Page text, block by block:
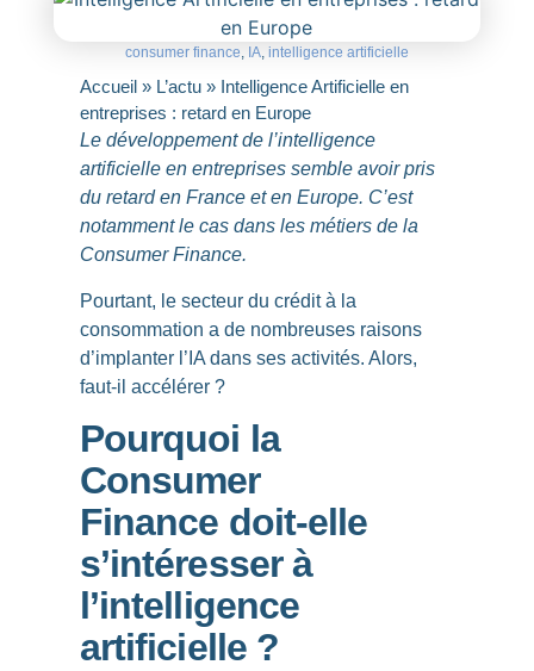
consumer finance, IA, intelligence artificielle
Accueil » L’actu » Intelligence Artificielle en
entreprises : retard en Europe
Le développement de l’intelligence
artificielle en entreprises semble avoir pris
du retard en France et en Europe. C’est
notamment le cas dans les métiers de la
Consumer Finance.
Pourtant, le secteur du crédit à la
consommation a de nombreuses raisons
d’implanter l’IA dans ses activités. Alors,
faut-il accélérer ?
Pourquoi la
Consumer
Finance doit-elle
s’intéresser à
l’intelligence
artificielle ?